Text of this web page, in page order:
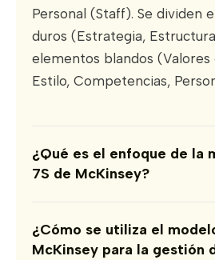
Personal (Staff). Se dividen
duros (Estrategia,
elementos blandos
Estilo, Competencias,
¿Qué es el enfoque de la
7S de McKinsey?
¿Cómo se utiliza el
McKinsey para la gestión